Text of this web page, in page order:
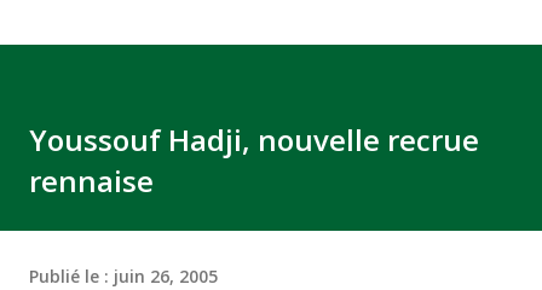
Youssouf Hadji, nouvelle recrue
rennaise
Publié le : juin 26, 2005